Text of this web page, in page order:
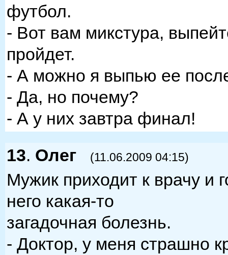
футбол.
- Вот вам микстура,
пройдет.
- А можно я выпью ее
- Да, но почему?
- А у них завтра финал!
13. Олег (11.06.2009 04:15)
Мужик приходит к врачу и
него какая-то
загадочная болезнь.
- Доктор, у меня страшно